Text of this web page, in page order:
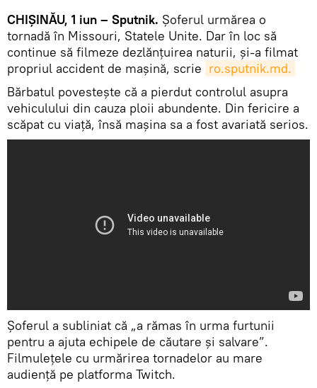
CHIȘINĂU, 1 iun – Sputnik. Şoferul urmărea o
tornadă în Missouri, Statele Unite. Dar în loc să
continue să filmeze dezlănţuirea naturii, și-a filmat
propriul accident de mașină, scrie ro.sputnik.md.
Bărbatul povesteşte că a pierdut controlul asupra
vehiculului din cauza ploii abundente. Din fericire a
scăpat cu viaţă, însă maşina sa a fost avariată serios.
Şoferul a subliniat că „a rămas în urma furtunii
pentru a ajuta echipele de căutare și salvare”.
Filmuleţele cu urmărirea tornadelor au mare
audiență pe platforma Twitch.